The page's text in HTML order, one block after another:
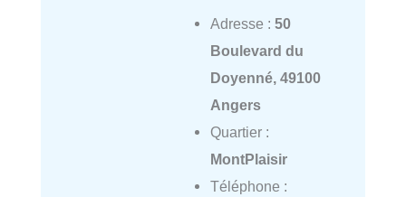
Adresse : 50
Boulevard du
Doyenné, 49100
Angers
Quartier :
MontPlaisir
Téléphone :